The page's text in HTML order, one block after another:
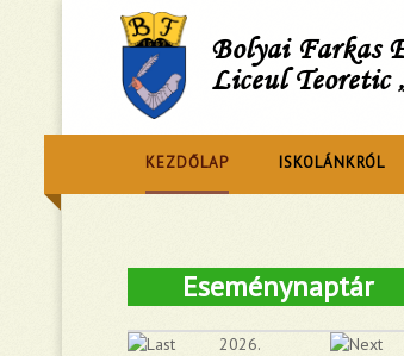
Bolyai Farkas
Liceul Teoretic
KEZDŐLAP ISKOLÁNKRÓL
Eseménynaptár
2026.